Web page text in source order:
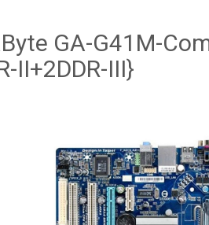
GA-G41M-
II+2DDR-III}